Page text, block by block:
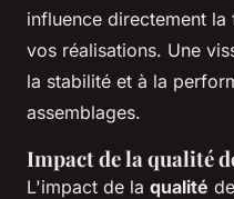
influence directement
vos réalisations. Une
la stabilité et à la
assemblages.
Impact de la qualité
L'impact de la qualité